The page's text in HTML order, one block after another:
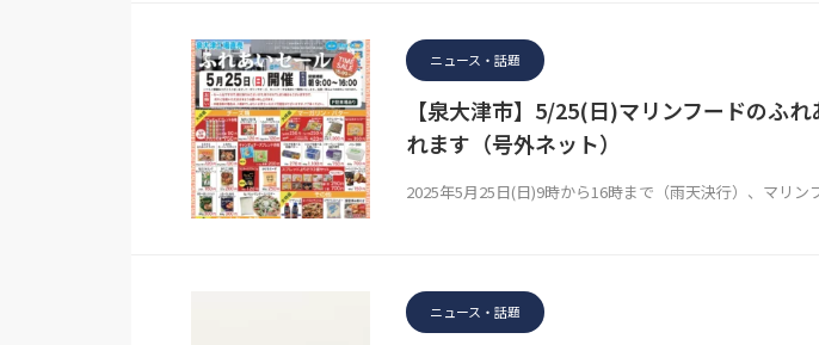
ニュース・話題
【泉大津市】5/25(日)マリンフードのふ
れます（号外ネット）
2025年5月25日(日)9時から16時まで（雨天決行）、マリ
ニュース・話題